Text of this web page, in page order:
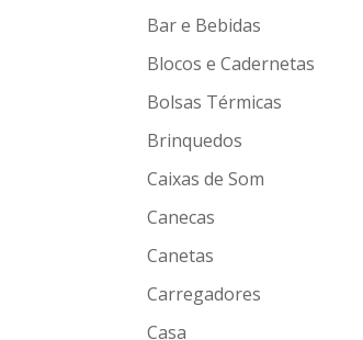
Bar e Bebidas
Blocos e Cadernetas
Bolsas Térmicas
Brinquedos
Caixas de Som
Canecas
Canetas
Carregadores
Casa